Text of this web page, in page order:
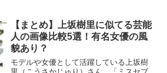
さんに似ている芸能人についてまとめま
した。仁村紗和田辺桃...
【まとめ】上坂樹里に似てる芸能
人の画像比較5選！有名女優の風
貌あり？
モデルや女優として活躍している上坂樹